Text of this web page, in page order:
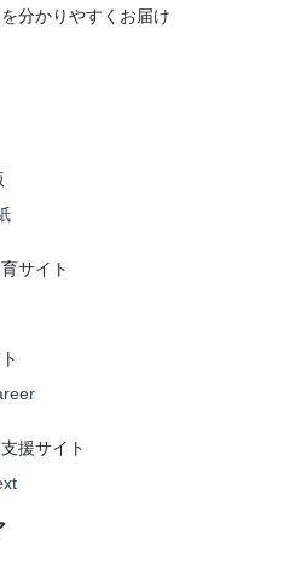
分かりやすくお届け
サイト
援サイト